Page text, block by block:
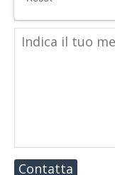
Contatta